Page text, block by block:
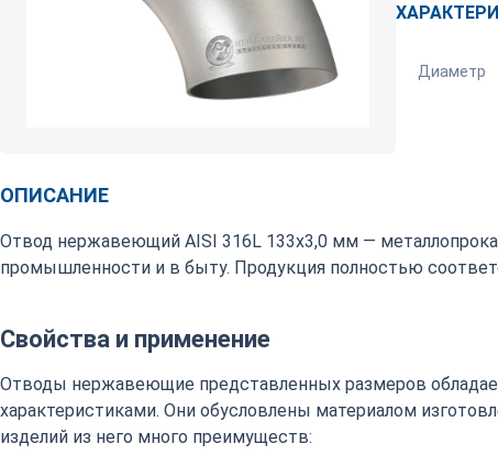
Диаметр
ОПИСАНИЕ
Отвод нержавеющий AISI 316L 133х3,0 мм —
промышленности и в быту. Продукция полностью
Свойства и применение
Отводы нержавеющие представленных размеров
характеристиками. Они обусловлены материалом
изделий из него много преимуществ: